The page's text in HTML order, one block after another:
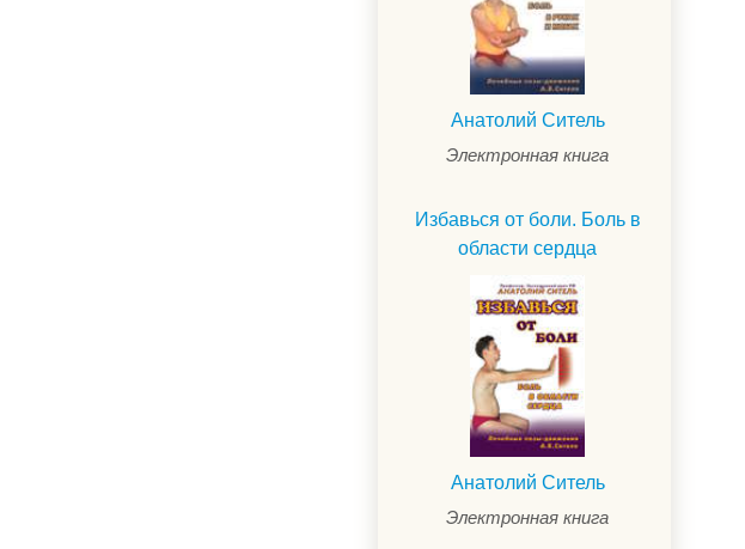
Анатолий Ситель
Электронная книга
Избавься от боли. Боль в
области сердца
Анатолий Ситель
Электронная книга